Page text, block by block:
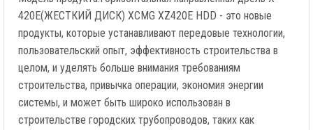
420E(ЖЕСТКИЙ ДИСК) XCMG XZ420E HDD - это новые
продукты, которые устанавливают передовые технологии,
пользовательский опыт, эффективность строительства в
целом, и уделять больше внимания требованиям
строительства, привычка операции, экономия энергии
системы, и может быть широко использован в
строительстве городских трубопроводов, таких как